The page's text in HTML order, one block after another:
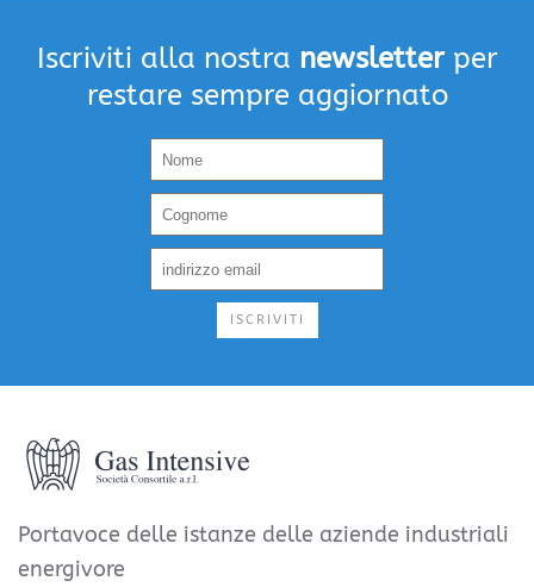
Iscriviti alla nostra newsletterper
restare sempre aggiornato
ISCRIVITI
Portavoce delle istanze delle aziende industriali
energivore